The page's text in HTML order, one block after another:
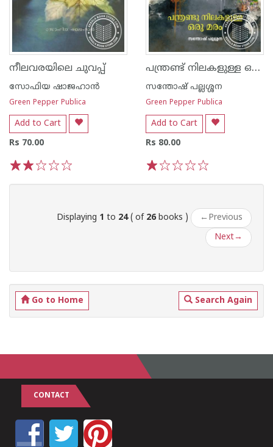
നീലവരയിലെ ചുവപ്പ്
സോഫിയ ഷാജഹാന്‍
Green Pepper Publica
Add to Cart
Rs 70.00
പന്ത്രണ്ട് നിലകളുള്ള ഒരു മരം
സന്തോഷ് പല്ലശ്ശന
Green Pepper Publica
Add to Cart
Rs 80.00
Displaying 1 to 24( of 26 books ) ← Previous
Next→
Go to Home Search Again
CONTACT